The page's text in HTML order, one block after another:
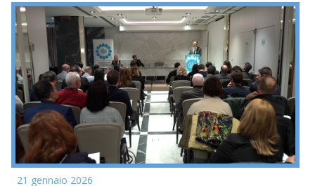
21 gennaio 2026